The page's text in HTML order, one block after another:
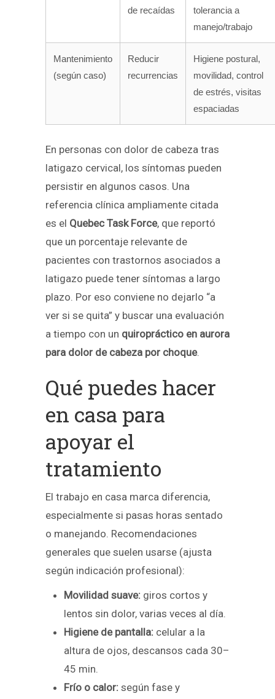
de recaídas
tolerancia a
manejo/trabajo
Mantenimiento
(según caso)
Reducir
recurrencias
Higiene postural,
movilidad, control
de estrés, visitas
espaciadas
En personas con dolor de cabeza tras
latigazo cervical, los síntomas pueden
persistir en algunos casos. Una
referencia clínica ampliamente citada
es el Quebec Task Force, que reportó
que un porcentaje relevante de
pacientes con trastornos asociados a
latigazo puede tener síntomas a largo
plazo. Por eso conviene no dejarlo “a
ver si se quita” y buscar una evaluación
a tiempo con un quiropráctico en aurora
para dolor de cabeza por choque.
Qué puedes hacer
en casa para
apoyar el
tratamiento
El trabajo en casa marca diferencia,
especialmente si pasas horas sentado
o manejando. Recomendaciones
generales que suelen usarse (ajusta
según indicación profesional):
Movilidad suave: giros cortos y
lentos sin dolor, varias veces al día.
Higiene de pantalla: celular a la
altura de ojos, descansos cada 30–
45 min.
Frío o calor: según fase y